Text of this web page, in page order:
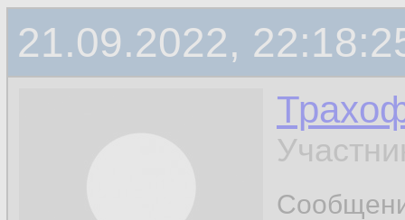
21.09.2022,